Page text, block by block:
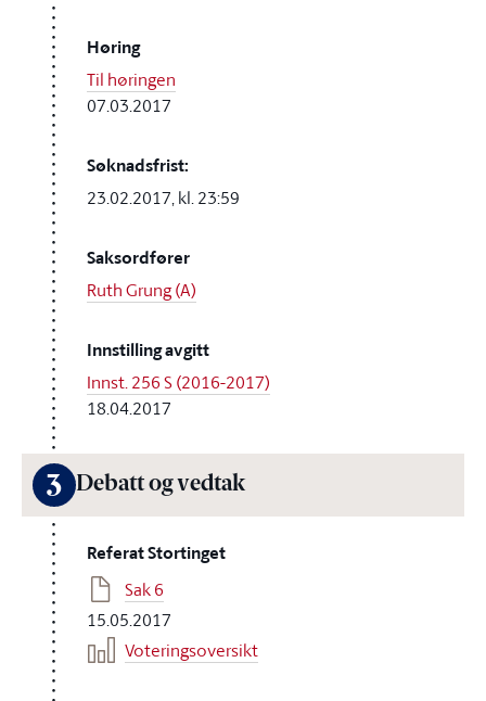
Høring
Til høringen
07.03.2017
Søknadsfrist:
23.02.2017, kl. 23:59
Saksordfører
Ruth Grung (A)
Innstilling avgitt
Innst. 256 S (2016-2017)
18.04.2017
3 Debatt og vedtak
Referat Stortinget
Sak 6
15.05.2017
Voteringsoversikt